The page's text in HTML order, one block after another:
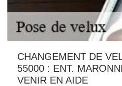
CHANGEMENT DE
55000 : ENT.
VENIR EN AIDE